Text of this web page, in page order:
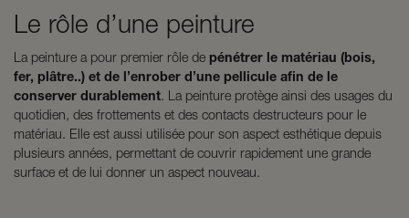
Le rôle d’une peinture
La peinture a pour premier rôle de pénétrer le matériau (bois,
fer, plâtre..) et de l’enrober d’une pellicule afin de le
conserver durablement. La peinture protège ainsi des usages du
quotidien, des frottements et des contacts destructeurs pour le
matériau. Elle est aussi utilisée pour son aspect esthétique depuis
plusieurs années, permettant de couvrir rapidement une grande
surface et de lui donner un aspect nouveau.